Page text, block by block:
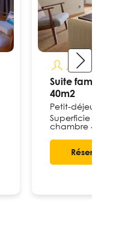
Suite family
40m2
Petit-déjeuner
Superficie de la
chambre 40m²
Réserver